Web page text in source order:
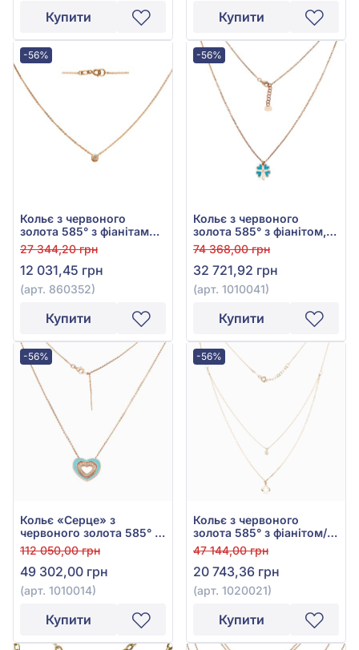
Купити Купити
-56%
Кольє з червоного
золота 585° з фіанітами/
куб.цирконієм, арт.
860352
27 344,20 грн
12 031,45 грн
(арт. 860352)
Купити
-56%
Кольє з червоного
золота 585° з фіанітом,
кубічним цирконієм,
бірюзою та емаллю, арт.
1010041
74 368,00 грн
32 721,92 грн
(арт. 1010041)
Купити
-56%
Кольє «Серце» з
червоного золота 585° з
фіанітом, куб. цирконієм,
бірюзою та емаллю, арт.
1010014
112 050,00 грн
49 302,00 грн
(арт. 1010014)
Купити
-56%
Кольє з червоного
золота 585° з фіанітом/
куб.цирконієм, арт.
1020021
47 144,00 грн
20 743,36 грн
(арт. 1020021)
Купити